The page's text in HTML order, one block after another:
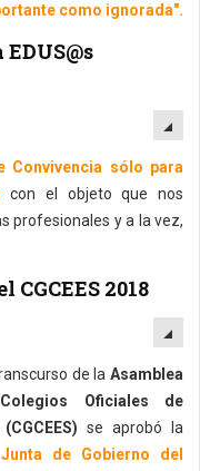
como ignorada".
Convivencia sólo para
con el objeto que nos
profesionales y a la vez,
2018
de la Asamblea
Oficiales de
se aprobó la
de Gobierno del